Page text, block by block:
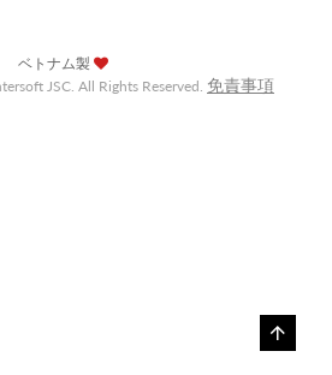
ベトナム製
JSC. All Rights Reserved. 免責事項